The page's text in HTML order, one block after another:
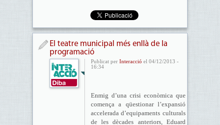
El teatre municipal més enllà de la
programació
Publicat per Interacció el 04/12/2013 -
16:34
Enmig d’una crisi econòmica que
comença a qüestionar l’expansió
accelerada d’equipaments culturals
de les dècades anteriors, Eduard